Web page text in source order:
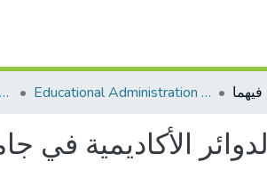
AQU Master Theses الرسائل الجامعية الخاصة بجامعة القدس Educational Administration الادارة التربوية
الدوائر الأكاديمية